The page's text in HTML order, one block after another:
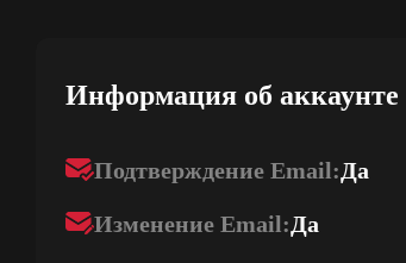
Информация об аккаунте
Подтверждение Email:Да
Изменение Email:Да